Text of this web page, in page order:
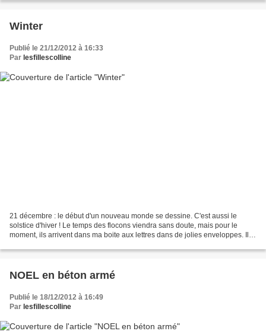
Winter
Publié le 21/12/2012 à 16:33
Par lesfillescolline
21 décembre : le début d'un nouveau monde se dessine. C'est aussi le
solstice d'hiver ! Le temps des flocons viendra sans doute, mais pour le
moment, ils arrivent dans ma boite aux lettres dans de jolies enveloppes. Ils
NOEL en béton armé
Publié le 18/12/2012 à 16:49
Par lesfillescolline